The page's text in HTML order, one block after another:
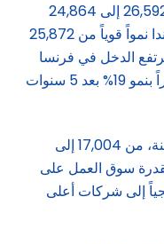
بعد 5 سنوات؛ ففي هولندا يتراجع من 26,592 إلى 24,864
دولاراً بنحو 6%. في المقابل، تحقق فنلندا نمواً قوياً من 25,872
بزيادة 42%، فيما يرتفع الدخل في فرنسا
للوافدين من 18,936 إلى 22,560 دولاراً بنمو 19% بعد 5 سنوات
وتتصدر ألمانيا نسبة النمو بين دول العينة، من 17,004 إلى
مدفوعةً بقدرة سوق العمل على
إلى شركات أعلى